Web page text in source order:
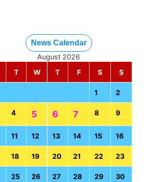
News Calendar
August 2026
T W T F S S
1 2
4 5 6 7 8 9
11 12 13 14 15 16
18 19 20 21 22 23
25 26 27 28 29 30